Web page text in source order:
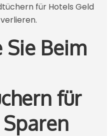
für Hotels Geld
Sie Beim
für